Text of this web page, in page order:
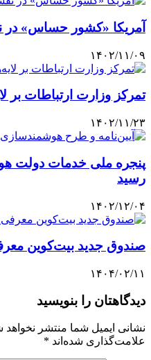
آمریکا «کشور حساس»
۱۴۰۲/۱۱/۰۹
تمرکز وزارت ارتباطات
۱۴۰۲/۱۱/۲۳
رسید
۱۴۰۲/۱۲/۰۴
صندوق جدید بیت‌کوین
۱۴۰۴/۰۲/۱۱
دیدگاهتان را بنویسید
نشانی ایمیل شما منتشر نخواهد
علامت‌گذاری شده‌اند *